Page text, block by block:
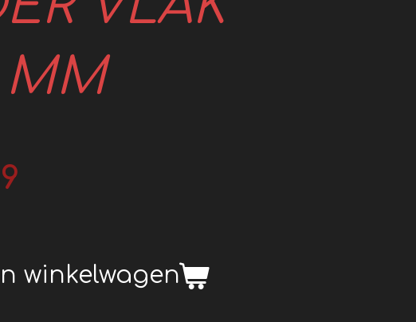
MM
In winkelwagen